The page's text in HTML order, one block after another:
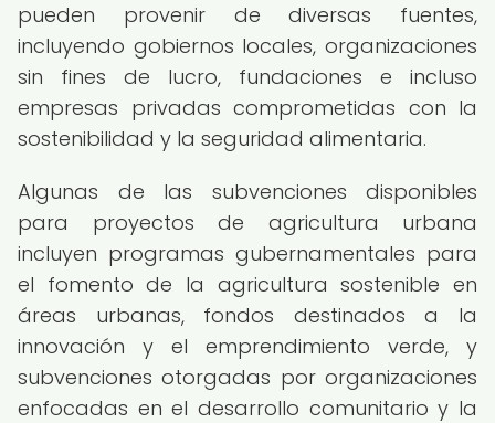
pueden provenir de diversas fuentes,
incluyendo gobiernos locales, organizaciones
sin fines de lucro, fundaciones e incluso
empresas privadas comprometidas con la
sostenibilidad y la seguridad alimentaria.
Algunas de las subvenciones disponibles
para proyectos de agricultura urbana
incluyen programas gubernamentales para
el fomento de la agricultura sostenible en
áreas urbanas, fondos destinados a la
innovación y el emprendimiento verde, y
subvenciones otorgadas por organizaciones
enfocadas en el desarrollo comunitario y la